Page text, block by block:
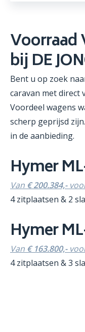
Voorraad
bij DE
Bent u op zoek
caravan met direct
Voordeel wagens
scherp geprijsd
in de aanbieding.
Hymer
Van € 200.384,-
4 zitplaatsen & 2
Hymer
Van € 163.800,-
4 zitplaatsen & 3